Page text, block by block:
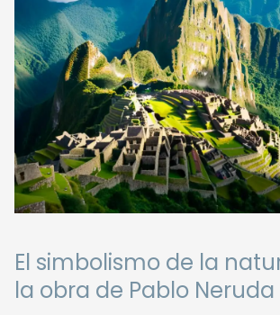
El simbolismo de la
la obra de Pablo Neruda